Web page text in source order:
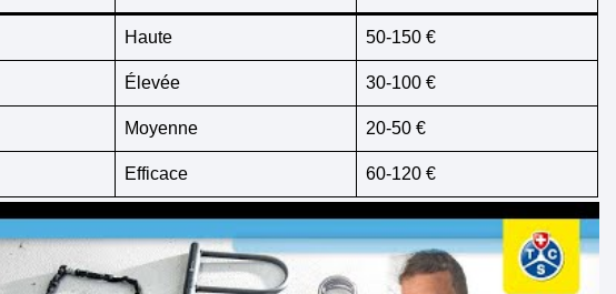
Haute 50-150 €
Élevée 30-100 €
Moyenne 20-50 €
Efficace 60-120 €